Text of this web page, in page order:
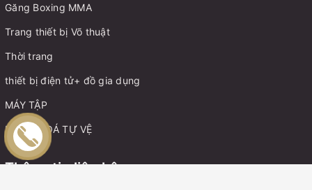
Găng Boxing MMA
Trang thiết bị Võ thuật
Thời trang
thiết bị điện tử+ đồ gia dụng
MÁY TẬP
MÓC KHOÁ TỰ VỆ
Thông tin liên hệ